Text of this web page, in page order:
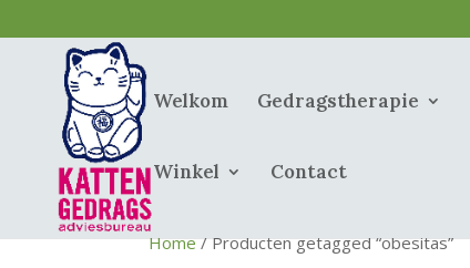
Welkom Gedragstherapie
Winkel Contact
Home/ Producten getagged “obesitas”